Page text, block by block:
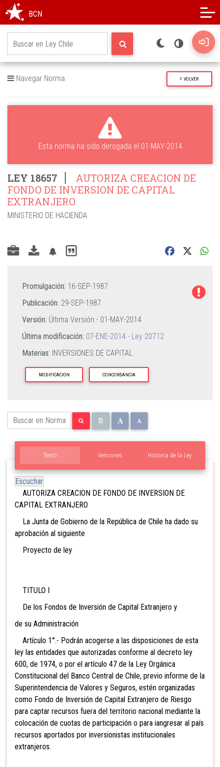
BCN
Navegar Norma VOLVER
Esta norma ha sido derogada el 01-MAY-2014
LEY 18657
AUTORIZA CREACION DE
FONDO DE INVERSION DE CAPITAL
EXTRANJERO
MINISTERIO DE HACIENDA
Promulgación: 16-SEP-1987
Publicación: 29-SEP-1987
Versión: Última Versión - 01-MAY-2014
Última modificación: 07-ENE-2014 - Ley 20712
Materias: INVERSIONES DE CAPITAL
MODIFICACION CONCORDANCIA
Texto Versiones Historia de la Ley
Escuchar
AUTORIZA CREACION DE FONDO DE INVERSION DE
CAPITAL EXTRANJERO
La Junta de Gobierno de la República de Chile ha dado su
aprobación al siguiente
Proyecto de ley
TITULO I
De los Fondos de Inversión de Capital Extranjero y
de su Administración
Artículo 1°.- Podrán acogerse a las disposiciones de esta
ley las entidades que autorizadas conforme al decreto ley
600, de 1974, o por el artículo 47 de la Ley Orgánica
Constitucional del Banco Central de Chile, previo informe de la
Superintendencia de Valores y Seguros, estén organizadas
como Fondo de Inversión de Capital Extranjero de Riesgo
para captar recursos fuera del territorio nacional mediante la
colocación de cuotas de participación o para iangresar al país
recursos aportados por inversionistas institucionales
extranjeros.